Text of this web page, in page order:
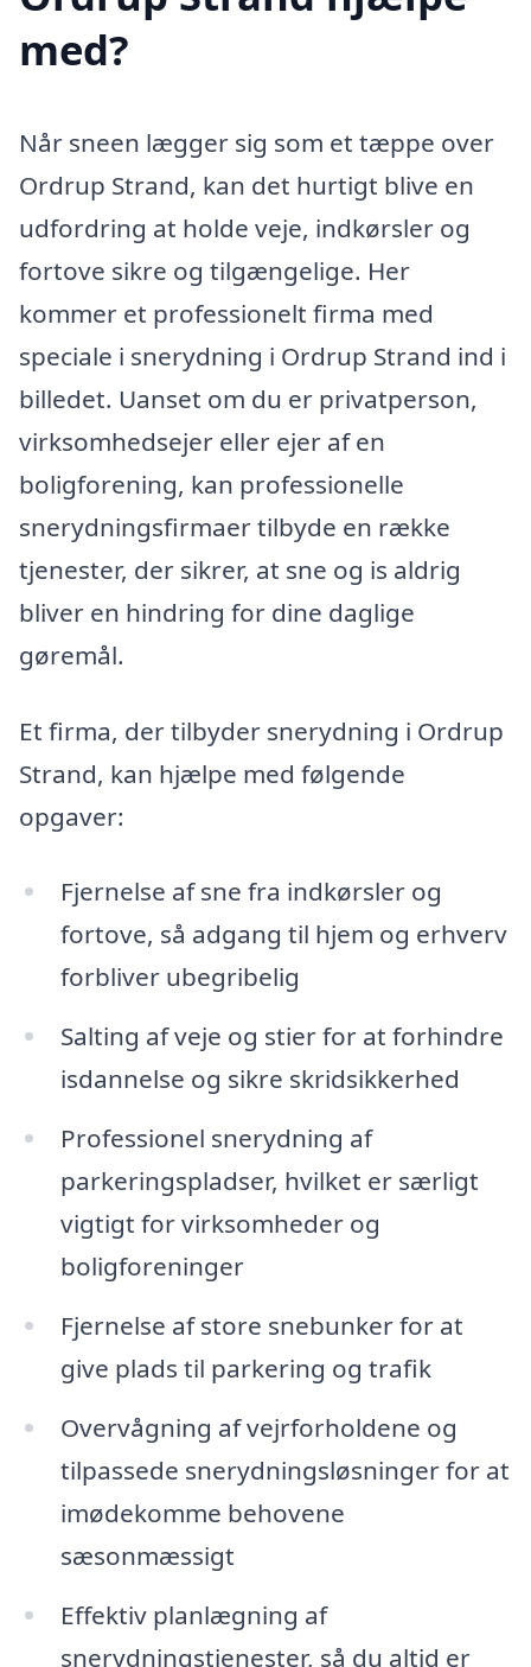
med?
Når sneen lægger sig som et tæppe over
Ordrup Strand, kan det hurtigt blive en
udfordring at holde veje, indkørsler og
fortove sikre og tilgængelige. Her
kommer et professionelt firma med
speciale i snerydning i Ordrup Strand ind i
billedet. Uanset om du er privatperson,
virksomhedsejer eller ejer af en
boligforening, kan professionelle
snerydningsfirmaer tilbyde en række
tjenester, der sikrer, at sne og is aldrig
bliver en hindring for dine daglige
gøremål.
Et firma, der tilbyder snerydning i Ordrup
Strand, kan hjælpe med følgende
opgaver:
Fjernelse af sne fra indkørsler og
fortove, så adgang til hjem og erhverv
forbliver ubegribelig
Salting af veje og stier for at forhindre
isdannelse og sikre skridsikkerhed
Professionel snerydning af
parkeringspladser, hvilket er særligt
vigtigt for virksomheder og
boligforeninger
Fjernelse af store snebunker for at
give plads til parkering og trafik
Overvågning af vejrforholdene og
tilpassede snerydningsløsninger for at
imødekomme behovene
sæsonmæssigt
Effektiv planlægning af
snerydningstjenester, så du altid er